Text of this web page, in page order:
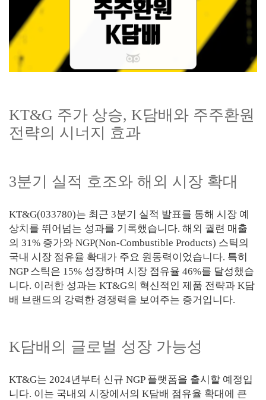
KT&G 주가 상승, K담배와 주주환원
전략의 시너지 효과
3분기 실적 호조와 해외 시장 확대
KT&G(033780)는 최근 3분기 실적 발표를 통해 시장 예
상치를 뛰어넘는 성과를 기록했습니다. 해외 궐련 매출
의 31% 증가와 NGP(Non-Combustible Products) 스틱의
국내 시장 점유율 확대가 주요 원동력이었습니다. 특히
NGP 스틱은 15% 성장하며 시장 점유율 46%를 달성했습
니다. 이러한 성과는 KT&G의 혁신적인 제품 전략과 K담
배 브랜드의 강력한 경쟁력을 보여주는 증거입니다.
K담배의 글로벌 성장 가능성
KT&G는 2024년부터 신규 NGP 플랫폼을 출시할 예정입
니다. 이는 국내외 시장에서의 K담배 점유율 확대에 큰